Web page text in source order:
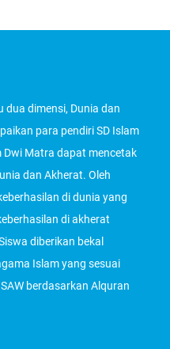
dimensi, Dunia dan
para pendiri SD Islam
Dwi Matra dapat mencetak
dan Akherat. Oleh
di dunia yang
di akherat
diberikan bekal
Islam yang sesuai
berdasarkan Alquran